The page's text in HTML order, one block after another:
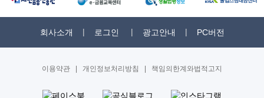
회사소개 로그인 광고안내 PC버전
이용약관 개인정보처리방침 책임의한계와법적고지